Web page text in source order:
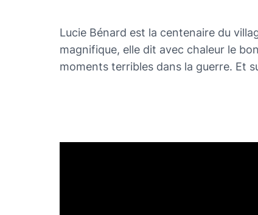
Lucie Bénard est la centenaire du
magnifique, elle dit avec chaleur le
moments terribles dans la guerre. Et